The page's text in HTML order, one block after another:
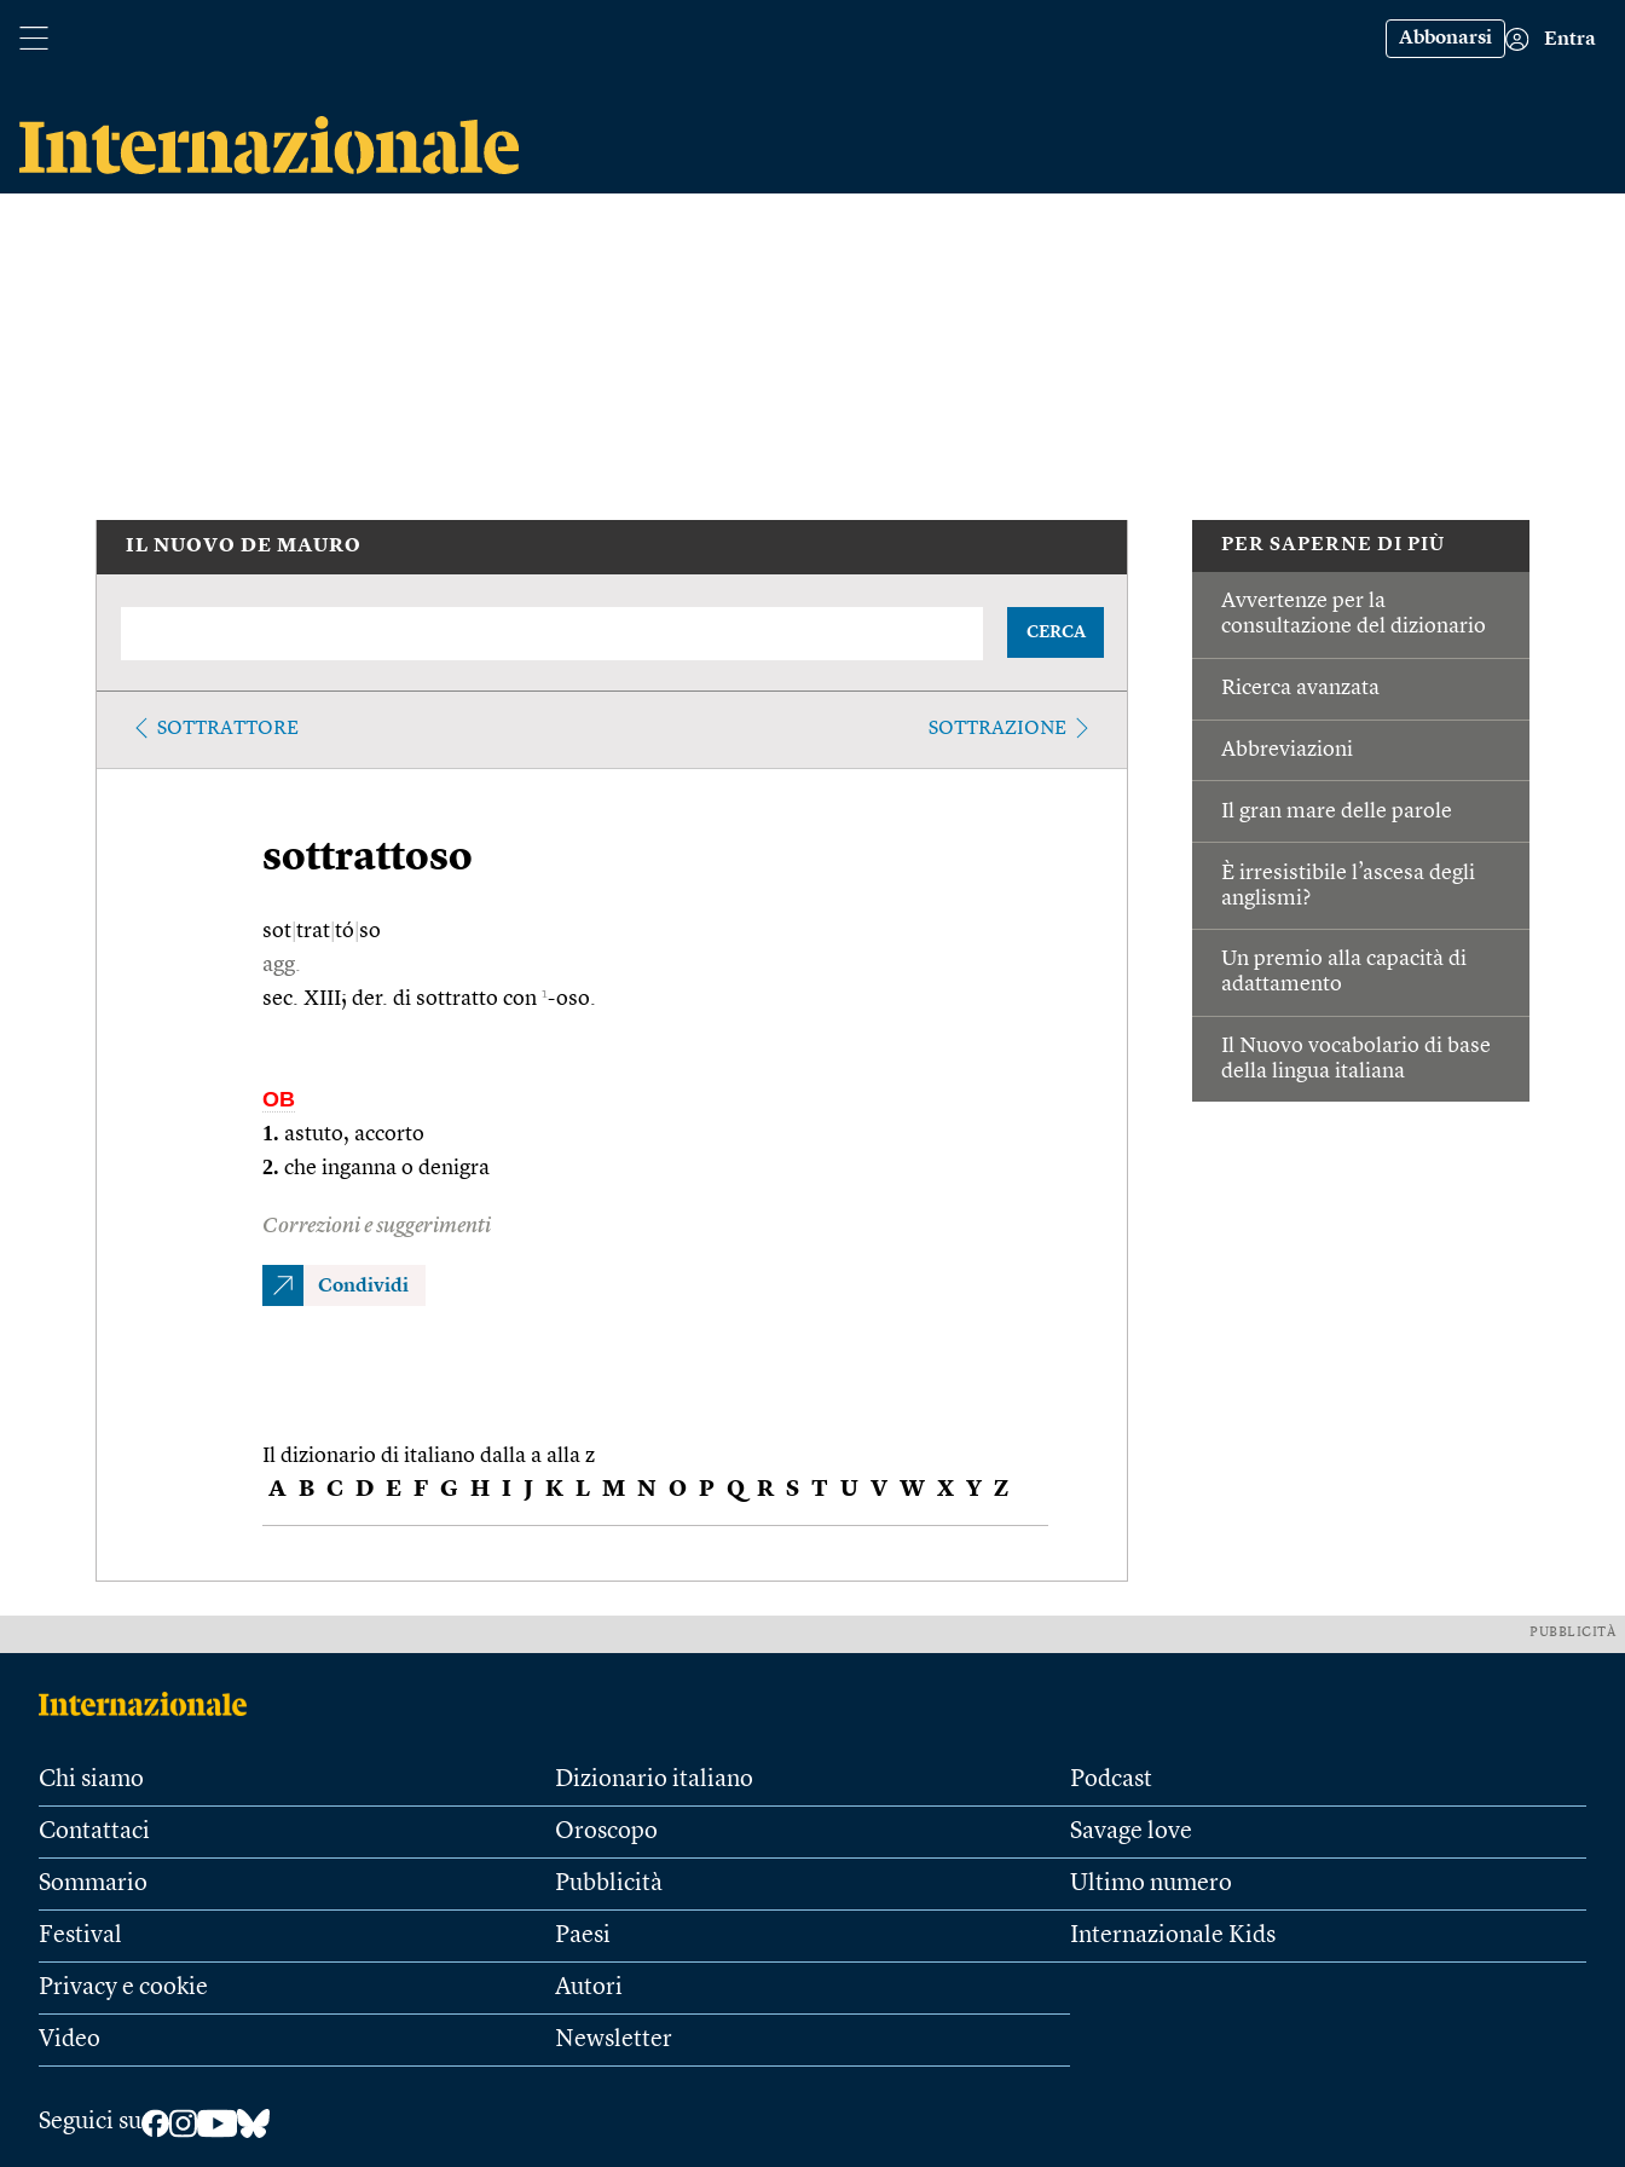
Abbonarsi Entra
PER SAPERNE DI PIÙ
Avvertenze per la
consultazione del dizionario
Ricerca avanzata
Abbreviazioni
Il gran mare delle parole
È irresistibile l’ascesa degli
anglismi?
Un premio alla capacità di
adattamento
Il Nuovo vocabolario di base
della lingua italiana
IL NUOVO DE MAURO
CERCA
SOTTRATTORE SOTTRAZIONE
sottrattoso
sot trat tó so
agg.
sec. XIII; der. di sottratto con 1-oso.
OB
1. astuto, accorto
2. che inganna o denigra
Correzioni e suggerimenti
Condividi
Il dizionario di italiano dalla a alla z
A B C D E F G H I J K L M N O P Q R S T U V W X Y Z
PUBBLICITÀ
Chi siamo
Contattaci
Sommario
Festival
Privacy e cookie
Video
Dizionario italiano
Oroscopo
Pubblicità
Paesi
Autori
Newsletter
Podcast
Savage love
Ultimo numero
Internazionale Kids
Seguici su